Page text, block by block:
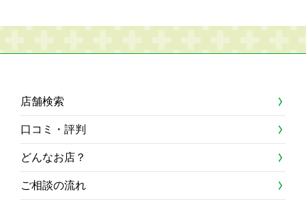
店舗検索
口コミ・評判
どんなお店？
ご相談の流れ